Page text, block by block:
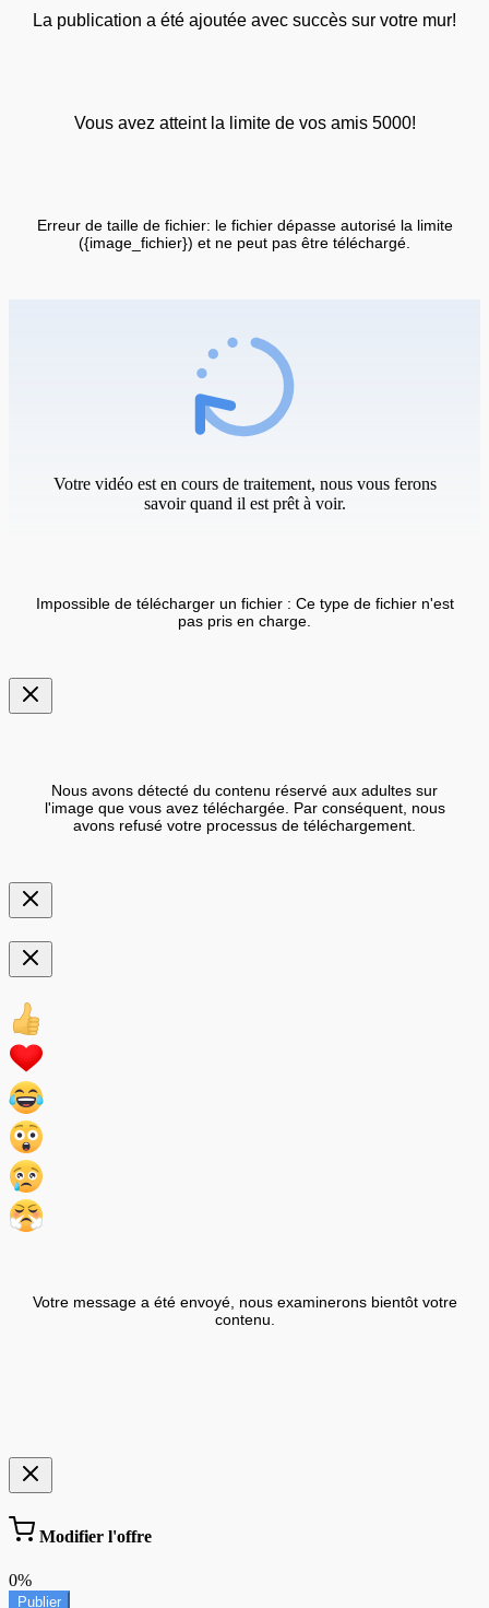
La publication a été ajoutée avec succès sur votre mur!
Vous avez atteint la limite de vos amis 5000!
Erreur de taille de fichier: le fichier dépasse autorisé la limite
({image_fichier}) et ne peut pas être téléchargé.
Votre vidéo est en cours de traitement, nous vous ferons
savoir quand il est prêt à voir.
Impossible de télécharger un fichier : Ce type de fichier n'est
pas pris en charge.
Nous avons détecté du contenu réservé aux adultes sur
l'image que vous avez téléchargée. Par conséquent, nous
avons refusé votre processus de téléchargement.
Votre message a été envoyé, nous examinerons bientôt votre
contenu.
Modifier l'offre
0%
Publier